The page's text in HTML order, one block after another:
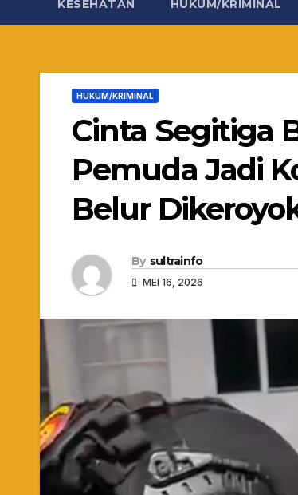
KESEHATAN HUKUM/KRIMINAL
HUKUM/KRIMINAL
Cinta Segitiga
Pemuda Jadi
Belur
By sultrainfo
MEI 16, 2026